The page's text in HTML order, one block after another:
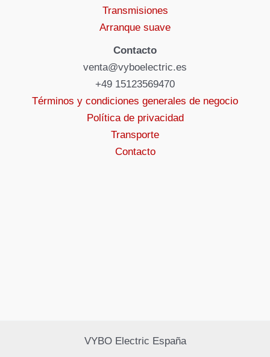
Transmisiones
Arranque suave
Contacto
venta@vyboelectric.es
+49 15123569470
Términos y condiciones generales de negocio
Política de privacidad
Transporte
Contacto
VYBO Electric España